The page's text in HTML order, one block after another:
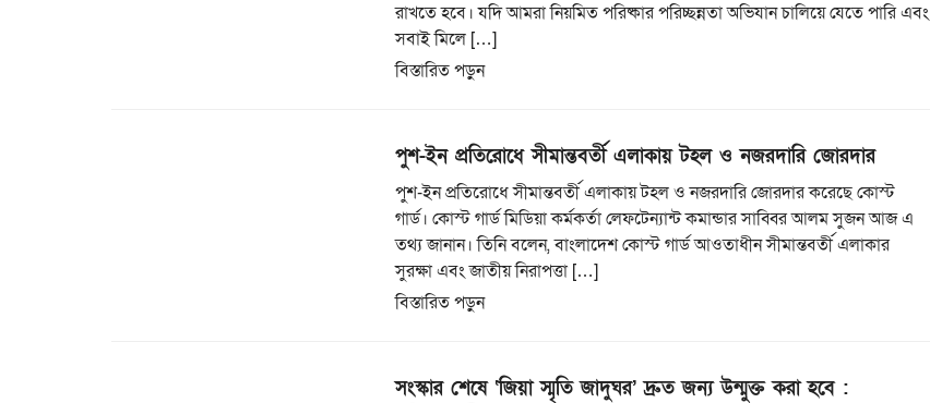
রাখতে হবে। যদি আমরা নিয়মিত পরিষ্কার পরিচ্ছন্নতা অভিযান চালিয়ে যেতে পারি এবং
সবাই মিলে […]
বিস্তারিত পড়ুন
পুশ-ইন প্রতিরোধে সীমান্তবর্তী এলাকায় টহল ও নজরদারি জোরদার
পুশ-ইন প্রতিরোধে সীমান্তবর্তী এলাকায় টহল ও নজরদারি জোরদার করেছে কোস্ট
গার্ড। কোস্ট গার্ড মিডিয়া কর্মকর্তা লেফটেন্যান্ট কমান্ডার সাব্বির আলম সুজন আজ এ
তথ্য জানান। তিনি বলেন, বাংলাদেশ কোস্ট গার্ড আওতাধীন সীমান্তবর্তী এলাকার
সুরক্ষা এবং জাতীয় নিরাপত্তা […]
বিস্তারিত পড়ুন
সংস্কার শেষে ‘জিয়া স্মৃতি জাদুঘর’ দ্রুত জন্য উন্মুক্ত করা হবে :